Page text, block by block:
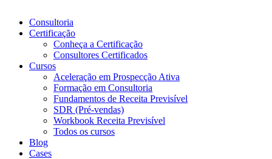
Consultoria
Certificação
Conheça a Certificação
Consultores Certificados
Cursos
Aceleração em Prospecção Ativa
Formação em Consultoria
Fundamentos de Receita Previsível
SDR (Pré-vendas)
Workbook Receita Previsível
Todos os cursos
Blog
Cases